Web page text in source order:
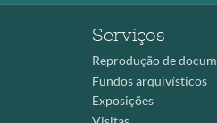
Serviços
Reprodução de
Fundos arquivísticos
Exposições